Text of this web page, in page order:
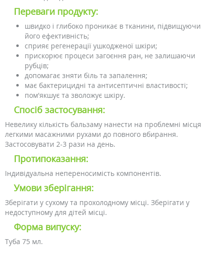
Переваги продукту:
швидко і глибоко проникає в тканини, підвищуючи
його ефективність;
сприяє регенерації ушкодженої шкіри;
прискорює процеси загоєння ран, не залишаючи
рубців;
допомагає зняти біль та запалення;
має бактерицидні та антисептичні властивості;
пом'якшує та зволожує шкіру.
Спосіб застосування:
Невелику кількість бальзаму нанести на проблемні місця
легкими масажними рухами до повного вбирання.
Застосовувати 2-3 рази на день.
Протипоказання:
Індивідуальна непереносимість компонентів.
Умови зберігання:
Зберігати у сухому та прохолодному місці. Зберігати у
недоступному для дітей місці.
Форма випуску:
Туба 75 мл.